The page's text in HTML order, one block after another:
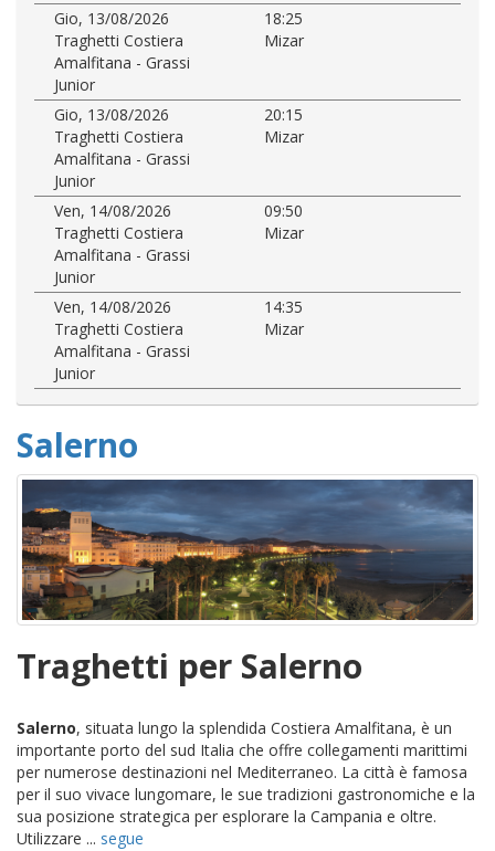
Gio, 13/08/2026
18:25
Traghetti Costiera
Amalfitana - Grassi
Junior
Mizar
Gio, 13/08/2026
20:15
Traghetti Costiera
Amalfitana - Grassi
Junior
Mizar
Ven, 14/08/2026
09:50
Traghetti Costiera
Amalfitana - Grassi
Junior
Mizar
Ven, 14/08/2026
14:35
Traghetti Costiera
Amalfitana - Grassi
Junior
Mizar
Salerno
Traghetti per Salerno
Salerno, situata lungo la splendida Costiera Amalfitana, è un
importante porto del sud Italia che offre collegamenti marittimi
per numerose destinazioni nel Mediterraneo. La città è famosa
per il suo vivace lungomare, le sue tradizioni gastronomiche e la
sua posizione strategica per esplorare la Campania e oltre.
Utilizzare ... segue